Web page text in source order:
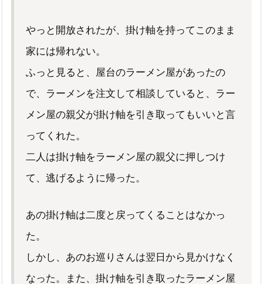
やっと開放されたが、掛け軸を持ってこのまま
家には帰れない。
ふっと見ると、屋台のラーメン屋があったの
で、ラーメンを注文して相談していると、ラー
メン屋の親父が掛け軸を引き取ってもいいと言
ってくれた。
二人は掛け軸をラーメン屋の親父に押しつけ
て、逃げるように帰った。
あの掛け軸は二度と戻ってくることはなかっ
た。
しかし、あのお巡りさんは翌日から見かけなく
なった。また、掛け軸を引き取ったラーメン屋